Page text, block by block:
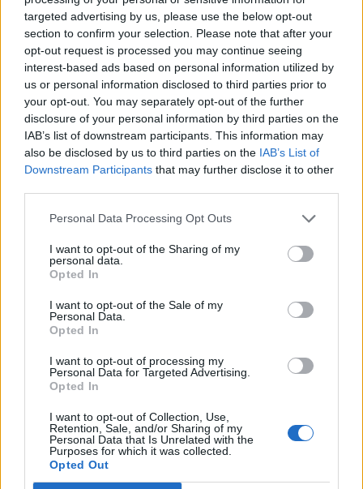
targeted advertising by us, please use the below opt-out
section to confirm your selection. Please note that after your
opt-out request is processed you may continue seeing
interest-based ads based on personal information utilized by
us or personal information disclosed to third parties prior to
your opt-out. You may separately opt-out of the further
disclosure of your personal information by third parties on the
IAB’s list of downstream participants. This information may
also be disclosed by us to third parties on the IAB’s List of
Downstream Participants that may further disclose it to other
Personal Data Processing Opt Outs
I want to opt-out of the Sharing of my
personal data.
Opted In
I want to opt-out of the Sale of my
Personal Data.
Opted In
I want to opt-out of processing my
Personal Data for Targeted Advertising.
Opted In
I want to opt-out of Collection, Use,
Retention, Sale, and/or Sharing of my
Personal Data that Is Unrelated with the
Purposes for which it was collected.
Opted Out
Σόφιας
21:07
Καιρός: Βοριάδες και ζέστη την Παρασκευή (07/08) στην
Κρήτη
21:07
Γιατί δεν έσωσα το κουτάβι: Τι αναφέρει ο ερευνητής που
κατέγραφε τη συμβίωση του μικρού σκυλιού με αγέλη
λύκων
Χανιά: Τραγούδια που κουβαλούν ιστορίες και
20:49
τα έργα σε όλο το μήκος του ΒΟΑΚ»
Νορβηγία: Μυστηριώδεις θάνατοι ταράνδων δημιουργούν
ερωτηματικά
20:29
Ιεράπετρα: Χειροπέδες σε 20χρονο φερόμενο διακινητή
για την «καραβιά» με τους 45 μετανάστες
20:21